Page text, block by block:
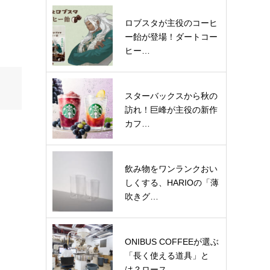
ロブスタが主役のコーヒ
ー飴が登場！ダートコー
ヒー…
スターバックスから秋の
訪れ！巨峰が主役の新作
カフ…
飲み物をワンランクおい
しくする、HARIOの「薄
吹きグ…
ONIBUS COFFEEが選ぶ
「長く使える道具」と